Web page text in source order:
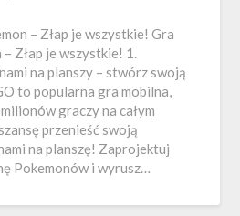
– Złap je wszystkie! Gra
Złap je wszystkie! 1.
na planszy – stwórz swoją
to popularna gra mobilna,
graczy na całym
przenieść swoją
na planszę! Zaprojektuj
Pokemonów i wyrusz…